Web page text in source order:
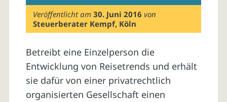
Veröffentlicht am30. Juni 2016 von
Steuerberater Kempf, Köln
Betreibt eine Einzelperson die
Entwicklung von Reisetrends und erhält
sie dafür von einer privatrechtlich
organisierten Gesellschaft einen